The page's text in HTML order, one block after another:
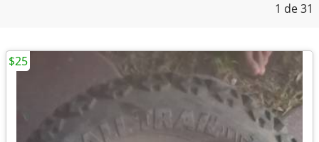
1 de 31
$25